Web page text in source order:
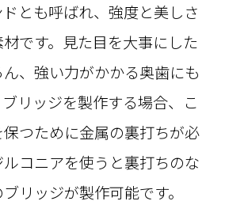
とも呼ばれ、強度と美しさ
です。見た目を大事にした
、強い力がかかる奥歯にも
リッジを製作する場合、こ
つために金属の裏打ちが必
コニアを使うと裏打ちのな
リッジが製作可能です。